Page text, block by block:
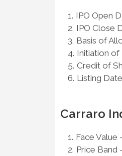
IPO Open
IPO Close
Basis of
Initiation of
Credit of
Listing
Carraro
Face Value
Price Band